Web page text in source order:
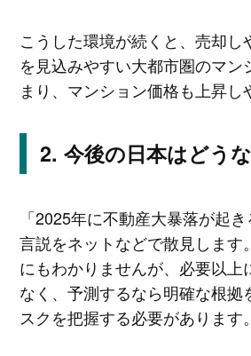
こうした環境が続くと、売却し
を見込みやすい大都市圏のマン
まり、マンション価格も上昇し
今後の日本はどう
「2025年に不動産大暴落が起
言説をネットなどで散見します
にもわかりませんが、必要以上
なく、予測するなら明確な根拠
スクを把握する必要があります。